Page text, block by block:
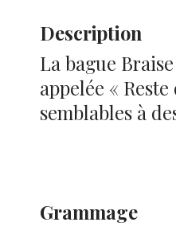
Description
La bague
appelée «
semblables à
Grammage